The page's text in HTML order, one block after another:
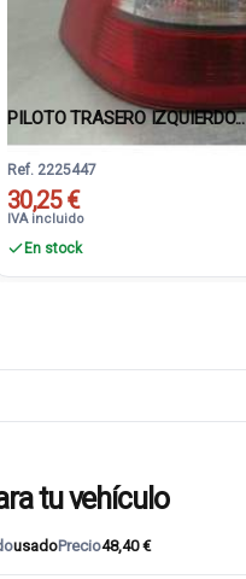
PILOTO TRASERO IZQUIERDO...
Ref. 2225447
30,25 €
IVA incluido
En stock
tu vehículo
usadoPrecio48,40 €